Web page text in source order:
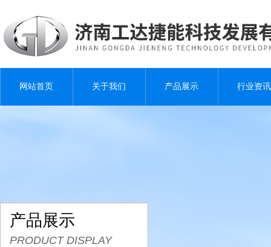
网站首页 关于我们 产品展示 行业资讯
产品展示
PRODUCT DISPLAY